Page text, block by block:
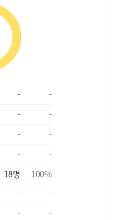
-
-
-
-
-
-
-
-
18명 100%
-
-
- -